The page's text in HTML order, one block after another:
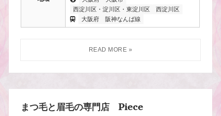
西淀川区・淀川区・東淀川区
西淀川区
大阪府
阪神なんば線
まつ毛と眉毛の専門店 Piece